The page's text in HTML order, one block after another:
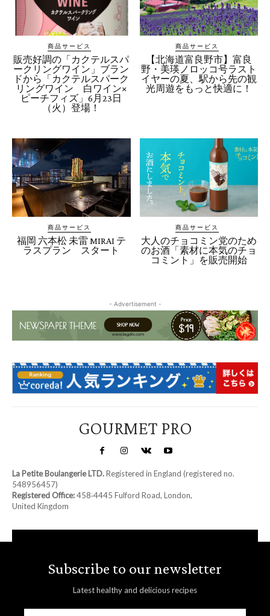
商品サービス
販売好調の「カクテルスパ
ークリングワイン」ブラン
ドから「カクテルスパーク
リングワイン 白ワイン×
ピーチフィズ」6月23日
（火）登場！
商品サービス
【北海道富良野市】富良
野・美瑛ノロッコ号ラスト
イヤーの夏、駅から先の観
光周遊をもっと快適に！
商品サービス
福岡 六本松 未雷 MIRAI テ
ラスプラン スタート
商品サービス
大人のチョコミン党のため
のお酒「素材に本気のチョ
コミント」を販売開始
- Advertisement -
GOURMET PRO
La Petite Boulangerie LTD.Registered in England (registered no.
548956457)
Registered Office:458‑4445 Fulford Road, London,
United Kingdom
Subscribe to our newsletter
Latest healthy and delicious recipes